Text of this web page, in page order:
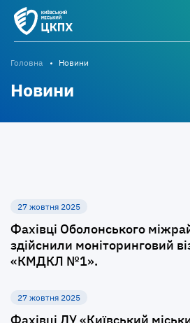
Головна Новини
Новини
27 жовтня 2025
Фахівці Оболонського
здійснили моніторинговий
«КМДКЛ №1».
27 жовтня 2025